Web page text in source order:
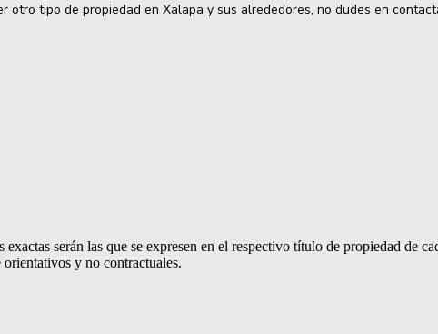
otro tipo de propiedad en Xalapa y sus alrededores, no dudes en
serán las que se expresen en el respectivo título de propiedad de
y no contractuales.